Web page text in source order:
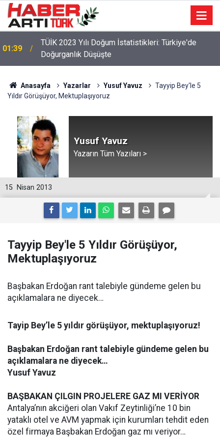
22:47 16 Maddelik Maden Kanunu Teklif Kabul Edildi
Anasayfa Yazarlar Yusuf Yavuz
Tayyip Bey'le 5
Yıldır Görüşüyor, Mektuplaşıyoruz
Yusuf Yavuz
Yazarın Tüm Yazıları >
15 Nisan 2013
Tayyip Bey'le 5 Yıldır Görüşüyor,
Mektuplaşıyoruz
Başbakan Erdoğan rant talebiyle gündeme gelen bu
açıklamalara ne diyecek…
Tayip Bey’le 5 yıldır görüşüyor, mektuplaşıyoruz!
Başbakan Erdoğan rant talebiyle gündeme gelen bu
açıklamalara ne diyecek…
Yusuf Yavuz
BAŞBAKAN ÇILGIN PROJELERE GAZ MI VERİYOR
Antalya’nın akciğeri olan Vakıf Zeytinliği’ne 10 bin
yataklı otel ve AVM yapmak için kurumları tehdit eden
özel firmaya Başbakan Erdoğan gaz mı veriyor…